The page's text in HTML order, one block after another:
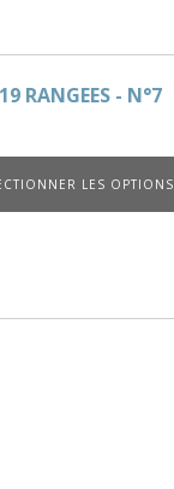
RANGEES - N°7
LES OPTIONS